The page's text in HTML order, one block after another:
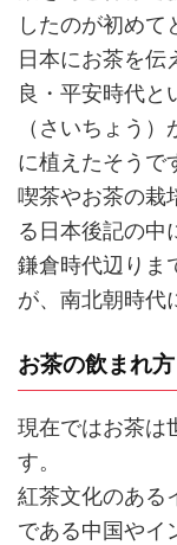
したのが初めて
日本にお茶を伝
良・平安時代と
（さいちょう
に植えたそうで
喫茶やお茶の栽
る日本後記の中
鎌倉時代辺りま
が、南北朝時代
お茶の飲まれ方
現在ではお茶は
す。
紅茶文化のある
である中国やイ